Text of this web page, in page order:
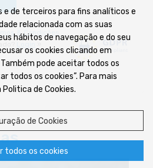
& Condições
e de terceiros para fins analíticos e
relacionada com as suas
hábitos de navegação e do seu
os cookies clicando em
Também pode aceitar todos os
todos os cookies”. Para mais
de Cookies.
de Cookies
todos os cookies